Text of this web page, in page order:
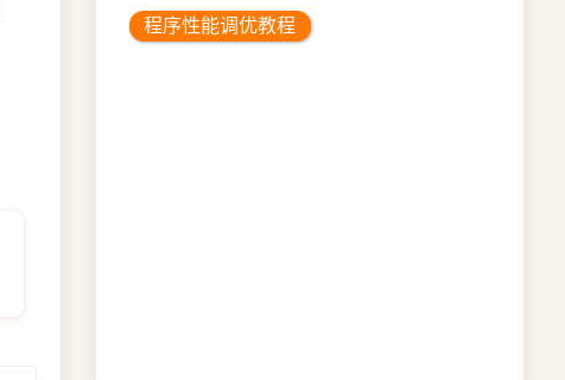
程序性能调优教程